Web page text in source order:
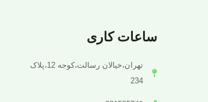
ساعات کاری
تهران،خیالان رسالت،کوجه 12،پلاک
234